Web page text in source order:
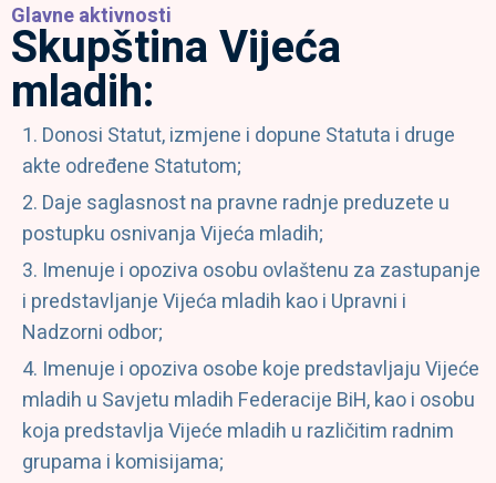
Glavne aktivnosti
Skupština Vijeća
mladih:
Donosi Statut, izmjene i dopune Statuta i druge
akte određene Statutom;
Daje saglasnost na pravne radnje preduzete u
postupku osnivanja Vijeća mladih;
Imenuje i opoziva osobu ovlaštenu za zastupanje
i predstavljanje Vijeća mladih kao i Upravni i
Nadzorni odbor;
Imenuje i opoziva osobe koje predstavljaju Vijeće
mladih u Savjetu mladih Federacije BiH, kao i osobu
koja predstavlja Vijeće mladih u različitim radnim
grupama i komisijama;